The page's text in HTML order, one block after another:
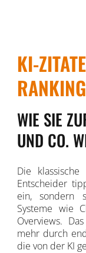
KI-
WIE SIE
UND CO.
Die klassische
Entscheider
ein, sondern
Systeme wie
Overviews.
mehr durch
die von der KI